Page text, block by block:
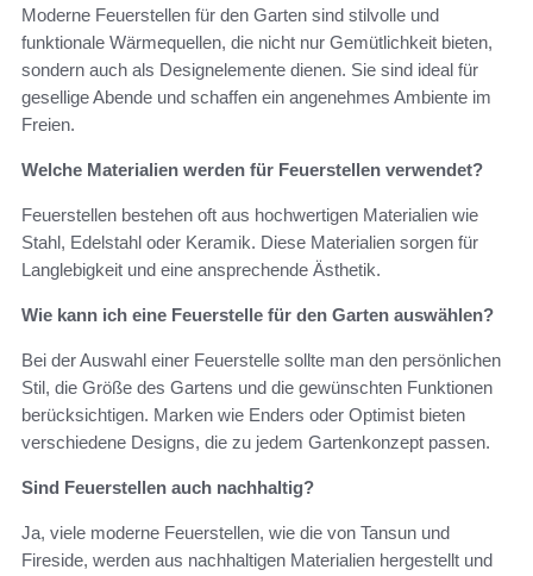
Moderne Feuerstellen für den Garten sind stilvolle und
funktionale Wärmequellen, die nicht nur Gemütlichkeit bieten,
sondern auch als Designelemente dienen. Sie sind ideal für
gesellige Abende und schaffen ein angenehmes Ambiente im
Freien.
Welche Materialien werden für Feuerstellen verwendet?
Feuerstellen bestehen oft aus hochwertigen Materialien wie
Stahl, Edelstahl oder Keramik. Diese Materialien sorgen für
Langlebigkeit und eine ansprechende Ästhetik.
Wie kann ich eine Feuerstelle für den Garten auswählen?
Bei der Auswahl einer Feuerstelle sollte man den persönlichen
Stil, die Größe des Gartens und die gewünschten Funktionen
berücksichtigen. Marken wie Enders oder Optimist bieten
verschiedene Designs, die zu jedem Gartenkonzept passen.
Sind Feuerstellen auch nachhaltig?
Ja, viele moderne Feuerstellen, wie die von Tansun und
Fireside, werden aus nachhaltigen Materialien hergestellt und